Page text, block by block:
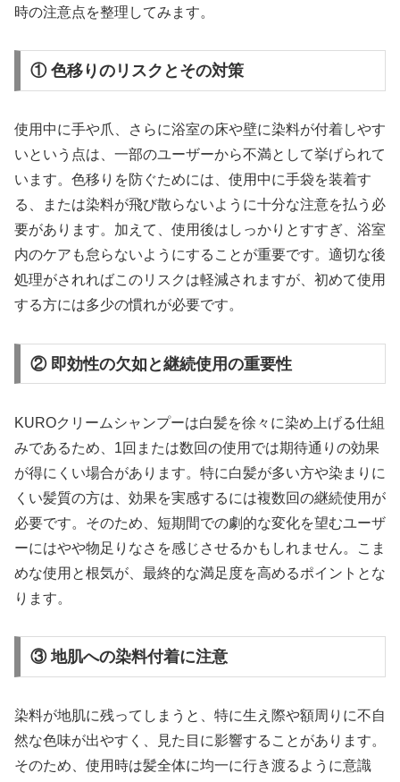
時の注意点を整理してみます。
① 色移りのリスクとその対策
使用中に手や爪、さらに浴室の床や壁に染料が付着しやす
いという点は、一部のユーザーから不満として挙げられて
います。色移りを防ぐためには、使用中に手袋を装着す
る、または染料が飛び散らないように十分な注意を払う必
要があります。加えて、使用後はしっかりとすすぎ、浴室
内のケアも怠らないようにすることが重要です。適切な後
処理がされればこのリスクは軽減されますが、初めて使用
する方には多少の慣れが必要です。
② 即効性の欠如と継続使用の重要性
KUROクリームシャンプーは白髪を徐々に染め上げる仕組
みであるため、1回または数回の使用では期待通りの効果
が得にくい場合があります。特に白髪が多い方や染まりに
くい髪質の方は、効果を実感するには複数回の継続使用が
必要です。そのため、短期間での劇的な変化を望むユーザ
ーにはやや物足りなさを感じさせるかもしれません。こま
めな使用と根気が、最終的な満足度を高めるポイントとな
ります。
③ 地肌への染料付着に注意
染料が地肌に残ってしまうと、特に生え際や額周りに不自
然な色味が出やすく、見た目に影響することがあります。
そのため、使用時は髪全体に均一に行き渡るように意識